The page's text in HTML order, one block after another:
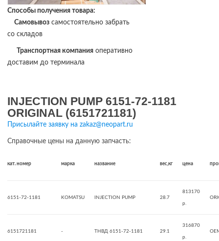
Способы получения товара:
Самовывоз самостоятельно забрать
со складов
Транспортная компания оперативно
доставим до терминала
INJECTION PUMP 6151-72-1181
ORIGINAL (6151721181)
Присылайте заявку на zakaz@neopart.ru
Справочные цены на данную запчасть:
кат. номер марка название вес,кг цена
6151-72-1181 KOMATSU INJECTION PUMP 28.7
813170
р.
6151721181 - ТНВД 6151-72-1181 29.1
316870
р.